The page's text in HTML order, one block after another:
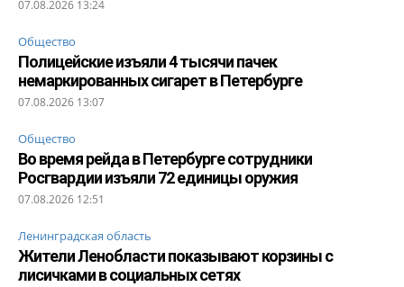
07.08.2026 13:24
Общество
Полицейские изъяли 4 тысячи пачек
немаркированных сигарет в Петербурге
07.08.2026 13:07
Общество
Во время рейда в Петербурге сотрудники
Росгвардии изъяли 72 единицы оружия
07.08.2026 12:51
Ленинградская область
Жители Ленобласти показывают корзины с
лисичками в социальных сетях